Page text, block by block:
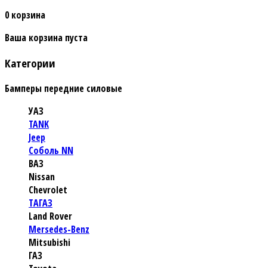
0 корзина
Ваша корзина пуста
Категории
Бамперы передние силовые
УАЗ
TANK
Jeep
Соболь NN
ВАЗ
Nissan
Chevrolet
TАГАЗ
Land Rover
Mersedes-Benz
Mitsubishi
ГАЗ